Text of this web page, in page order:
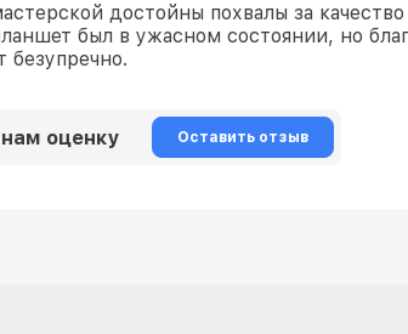
достойны похвалы за
был в ужасном состоянии, но
безупречно.
оценку Оставить отзыв